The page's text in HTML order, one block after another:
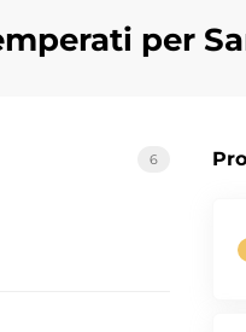
per
6